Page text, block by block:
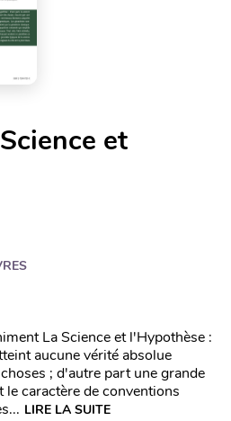
et
La Science et l'Hypothèse :
aucune vérité absolue
; d'autre part une grande
le caractère de conventions
LIRE LA SUITE